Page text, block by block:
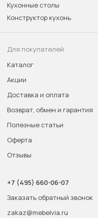
Кухонные столы
Конструктор кухонь
Для покупателей
Каталог
Акции
Доставка и оплата
Возврат, обмен и гарантия
Полезные статьи
Оферта
Отзывы
+7 (495) 660-06-07
Заказать обратный звонок
zakaz@mebelvia.ru